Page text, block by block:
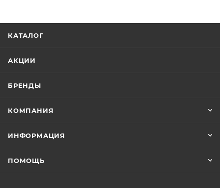
КАТАЛОГ
АКЦИИ
БРЕНДЫ
КОМПАНИЯ
ИНФОРМАЦИЯ
ПОМОЩЬ